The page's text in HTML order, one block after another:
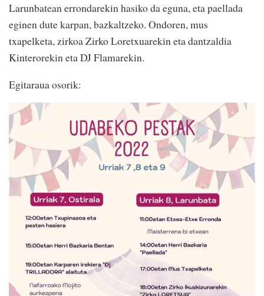
Larunbatean errondarekin hasiko da eguna, eta paellada
eginen dute karpan, bazkaltzeko. Ondoren, mus
txapelketa, zirkoa Zirko Loretxuarekin eta dantzaldia
Kinterorekin eta DJ Flamarekin.
Egitaraua osorik: